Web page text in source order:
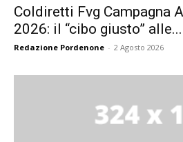
Coldiretti Fvg Campagna
2026: il “cibo giusto” alle...
Redazione Pordenone - 2 Agosto 2026